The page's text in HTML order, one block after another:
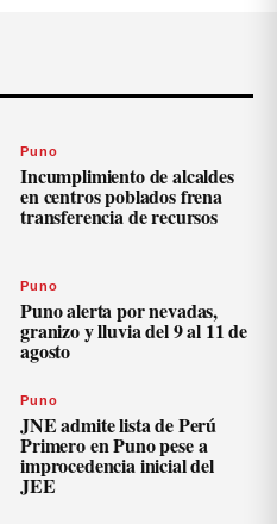
Puno
Incumplimiento de alcaldes
en centros poblados frena
transferencia de recursos
Puno
Puno alerta por nevadas,
granizo y lluvia del 9 al 11 de
agosto
Puno
JNE admite lista de Perú
Primero en Puno pese a
improcedencia inicial del
JEE